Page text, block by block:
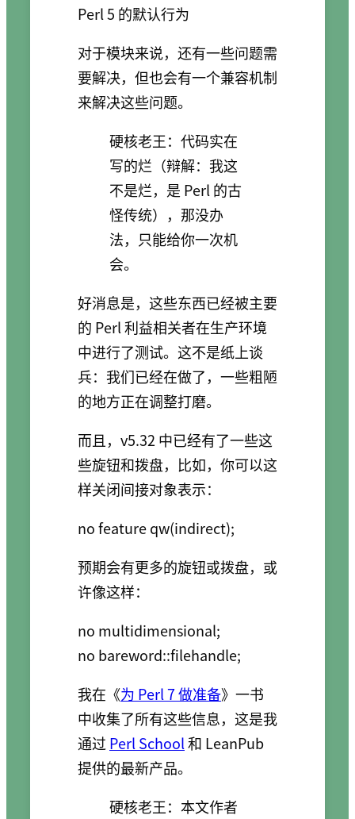
对于模块来说，还有一些问题需
要解决，但也会有一个兼容机制
来解决这些问题。
硬核老王：代码实在
写的烂（辩解：我这
不是烂，是 Perl 的古
怪传统），那没办
法，只能给你一次机
会。
好消息是，这些东西已经被主要
的 Perl 利益相关者在生产环境
中进行了测试。这不是纸上谈
兵：我们已经在做了，一些粗陋
的地方正在调整打磨。
而且，v5.32 中已经有了一些这
些旋钮和拨盘，比如，你可以这
样关闭间接对象表示：
no feature qw(indirect);
预期会有更多的旋钮或拨盘，或
许像这样：
no multidimensional;
no bareword::filehandle;
我在《为 Perl 7 做准备》一书
中收集了所有这些信息，这是我
通过 Perl School和 LeanPub
提供的最新产品。
硬核老王：本文作者